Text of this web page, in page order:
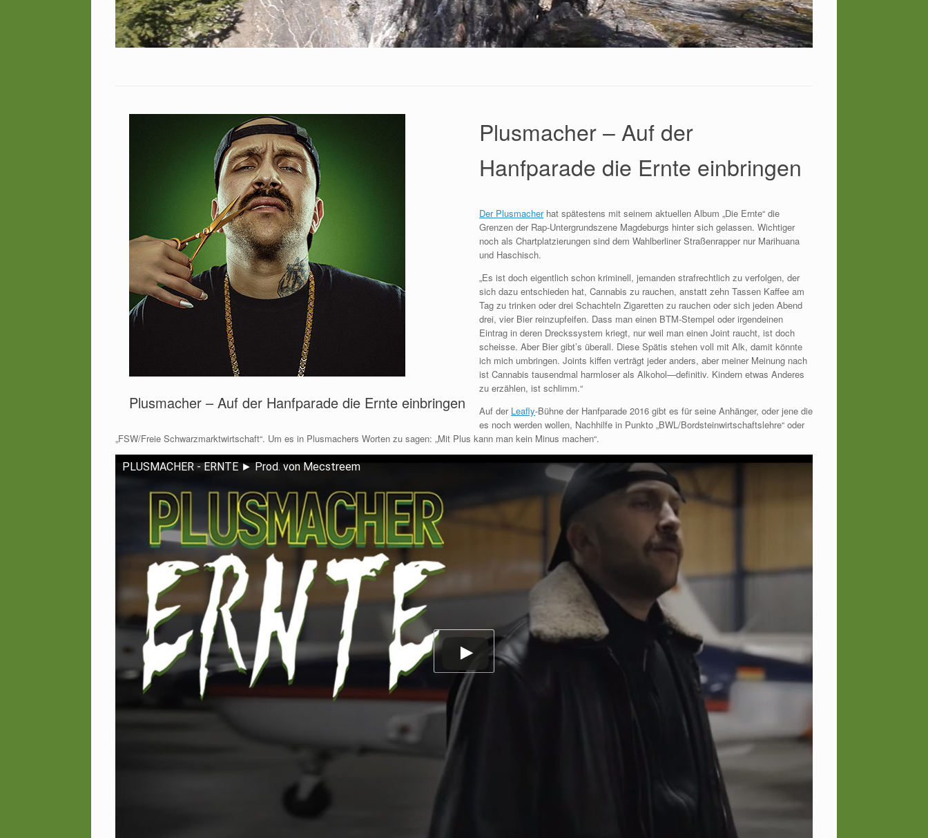
Plusmacher – Auf der Hanfparade die Ernte einbringen
Plusmacher – Auf der
Hanfparade die Ernte einbringen
Der Plusmacherhat spätestens mit seinem aktuellen Album „Die Ernte“ die
Grenzen der Rap-Untergrundszene Magdeburgs hinter sich gelassen. Wichtiger
noch als Chartplatzierungen sind dem Wahlberliner Straßenrapper nur Marihuana
und Haschisch.
„Es ist doch eigentlich schon kriminell, jemanden strafrechtlich zu verfolgen, der
sich dazu entschieden hat, Cannabis zu rauchen, anstatt zehn Tassen Kaffee am
Tag zu trinken oder drei Schachteln Zigaretten zu rauchen oder sich jeden Abend
drei, vier Bier reinzupfeifen. Dass man einen BTM-Stempel oder irgendeinen
Eintrag in deren Dreckssystem kriegt, nur weil man einen Joint raucht, ist doch
scheisse. Aber Bier gibt’s überall. Diese Spätis stehen voll mit Alk, damit könnte
ich mich umbringen. Joints kiffen verträgt jeder anders, aber meiner Meinung nach
ist Cannabis tausendmal harmloser als Alkohol—definitiv. Kindern etwas Anderes
zu erzählen, ist schlimm.“
Auf der Leafly-Bühne der Hanfparade 2016 gibt es für seine Anhänger, oder jene die
es noch werden wollen, Nachhilfe in Punkto „BWL/Bordsteinwirtschaftslehre“ oder
„FSW/Freie Schwarzmarktwirtschaft“. Um es in Plusmachers Worten zu sagen: „Mit Plus kann man kein Minus machen“.
PLUSMACHER - ERNTE ► Prod. von Mecstreem